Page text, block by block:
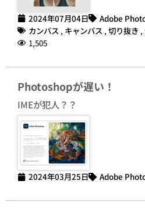
2024年07月04日
Adobe
カンバス , キャンバス , 切り抜き ,
1,505
Photoshopが遅い！
IMEが犯人？？
2024年03月25日 Adobe